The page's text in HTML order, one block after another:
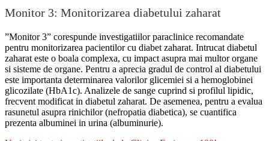
Monitor 3: Monitorizarea diabetului zaharat
”Monitor 3” corespunde investigatiilor paraclinice recomandate
pentru monitorizarea pacientilor cu diabet zaharat. Intrucat diabetul
zaharat este o boala complexa, cu impact asupra mai multor organe
si sisteme de organe. Pentru a aprecia gradul de control al diabetului
este importanta determinarea valorilor glicemiei si a hemoglobinei
glicozilate (HbA1c). Analizele de sange cuprind si profilul lipidic,
frecvent modificat in diabetul zaharat. De asemenea, pentru a evalua
rasunetul asupra rinichilor (nefropatia diabetica), se cuantifica
prezenta albuminei in urina (albuminurie).